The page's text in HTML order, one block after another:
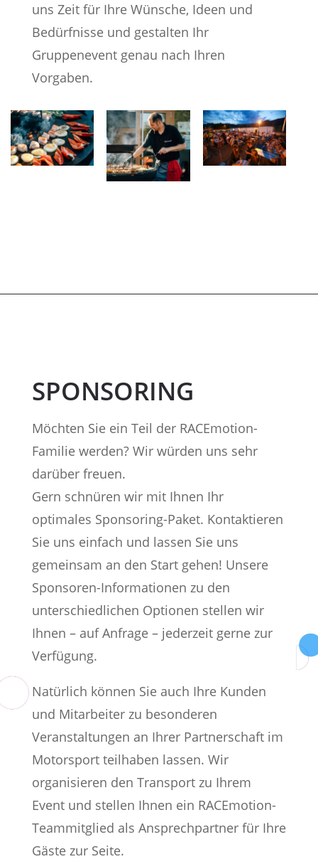
uns Zeit für Ihre Wünsche, Ideen und
Bedürfnisse und gestalten Ihr
Gruppenevent genau nach Ihren
Vorgaben.
SPONSORING
Möchten Sie ein Teil der RACEmotion-
Familie werden? Wir würden uns sehr
darüber freuen.
Gern schnüren wir mit Ihnen Ihr
optimales Sponsoring-Paket. Kontaktieren
Sie uns einfach und lassen Sie uns
gemeinsam an den Start gehen! Unsere
Sponsoren-Informationen zu den
unterschiedlichen Optionen stellen wir
Ihnen – auf Anfrage – jederzeit gerne zur
Verfügung.
Natürlich können Sie auch Ihre Kunden
und Mitarbeiter zu besonderen
Veranstaltungen an Ihrer Partnerschaft im
Motorsport teilhaben lassen. Wir
organisieren den Transport zu Ihrem
Event und stellen Ihnen ein RACEmotion-
Teammitglied als Ansprechpartner für Ihre
Gäste zur Seite.